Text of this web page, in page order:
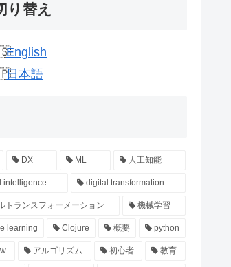
り替え
English
日本語
DX ML 人工知能
intelligence digital transformation
トランスフォーメーション 機械学習
learning Clojure 概要 python
アルゴリズム 初心者 教育